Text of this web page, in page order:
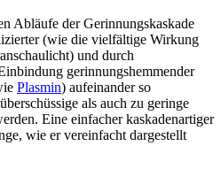
Abläufe der Gerinnungskaskade
(wie die vielfältige Wirkung
und durch
gerinnungshemmender
Plasmin) aufeinander so
als auch zu geringe
Eine einfacher kaskadenartiger
wie er vereinfacht dargestellt